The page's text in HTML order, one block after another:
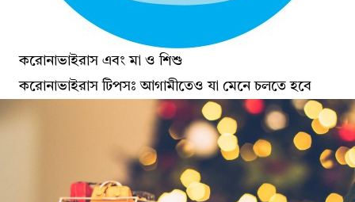
করোনাভাইরাস এবং মা ও শিশু
করোনাভাইরাস টিপসঃ আগামীতেও যা মেনে চলতে হবে